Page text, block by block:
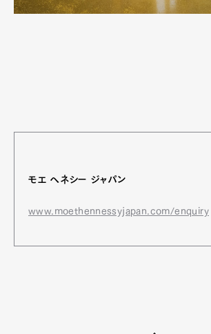
モエ ヘネシー ジャパン
www.moethennessyjapan.com/enquiry